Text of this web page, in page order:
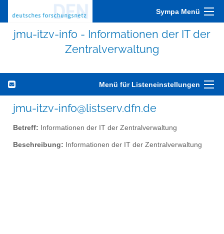
Sympa Menü
jmu-itzv-info - Informationen der IT der
Zentralverwaltung
Menü für Listeneinstellungen
jmu-itzv-info@listserv.dfn.de
Betreff: Informationen der IT der Zentralverwaltung
Beschreibung: Informationen der IT der Zentralverwaltung